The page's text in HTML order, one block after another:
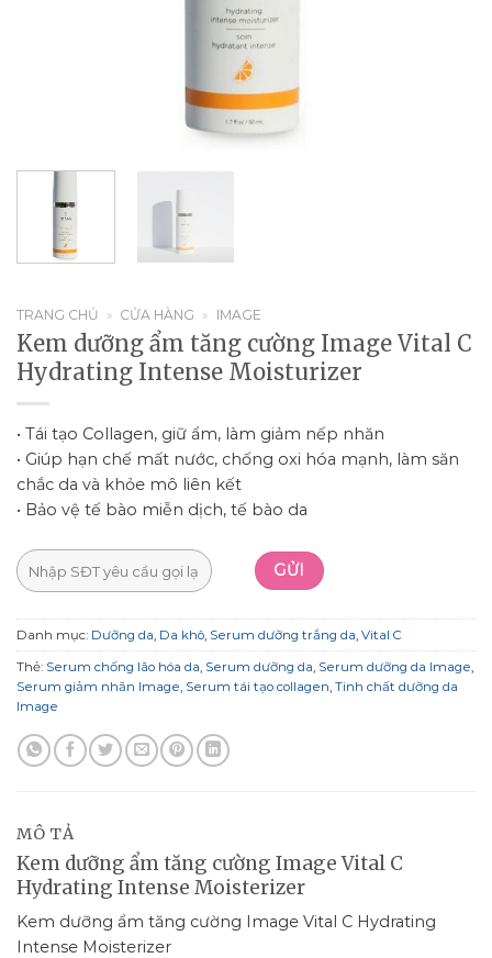
TRANG CHỦ » CỬA HÀNG » IMAGE
Kem dưỡng ẩm tăng cường Image Vital C
Hydrating Intense Moisturizer
• Tái tạo Collagen, giữ ẩm, làm giảm nếp nhăn
• Giúp hạn chế mất nước, chống oxi hóa mạnh, làm săn
chắc da và khỏe mô liên kết
• Bảo vệ tế bào miễn dịch, tế bào da
Danh mục: Dưỡng da, Da khô, Serum dưỡng trắng da, Vital C
Thẻ: Serum chống lão hóa da, Serum dưỡng da, Serum dưỡng da Image,
Serum giảm nhăn Image, Serum tái tạo collagen, Tinh chất dưỡng da
Image
MÔ TẢ
Kem dưỡng ẩm tăng cường Image Vital C
Hydrating Intense Moisterizer
Kem dưỡng ẩm tăng cường Image Vital C Hydrating
Intense Moisterizer